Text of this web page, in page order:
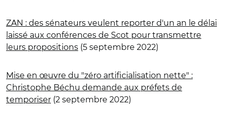
ZAN : des sénateurs veulent reporter d'un an le délai
laissé aux conférences de Scot pour transmettre
leurs propositions (5 septembre 2022)
Mise en œuvre du "zéro artificialisation nette" :
Christophe Béchu demande aux préfets de
temporiser (2 septembre 2022)